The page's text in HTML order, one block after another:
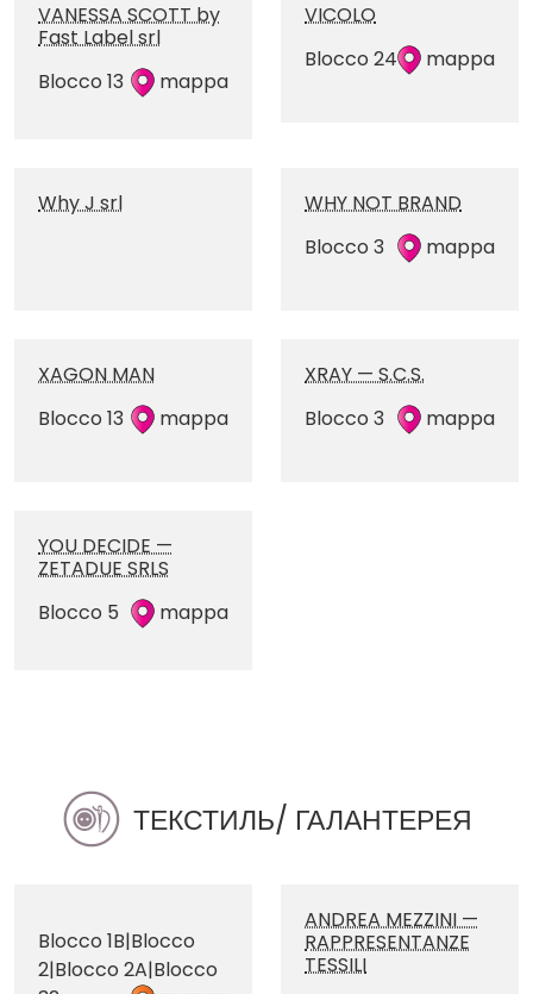
VANESSA SCOTT by
Fast Label srl
Blocco 13
mappa
VICOLO
Blocco 24
mappa
Why J srl
WHY NOT BRAND
Blocco 3
mappa
XAGON MAN
Blocco 13
mappa
XRAY — S.C.S.
Blocco 3
mappa
YOU DECIDE —
ZETADUE SRLS
Blocco 5
mappa
ТЕКСТИЛЬ/ ГАЛАНТЕРЕЯ
Blocco 1B|Blocco
2|Blocco 2A|Blocco
ANDREA MEZZINI —
RAPPRESENTANZE
TESSILI